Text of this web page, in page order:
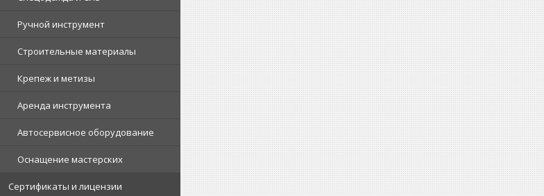
Ручной инструмент
Строительные материалы
Крепеж и метизы
Аренда инструмента
Автосервисное оборудование
Оснащение мастерских
Сертификаты и лицензии